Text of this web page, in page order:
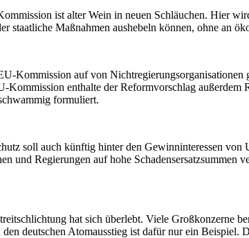
ist alter Wein in neuen Schläuchen. Hier
staatliche Maßnahmen aushebeln können, ohne an
Kommission auf von
enthalte der Reformvorschlag außerdem
formuliert.
soll auch künftig hinter den Gewinninteressen
und Regierungen auf hohe Schadensersatzsummen
hat sich überlebt. Viele Großkonzerne
deutschen Atomausstieg ist dafür nur ein